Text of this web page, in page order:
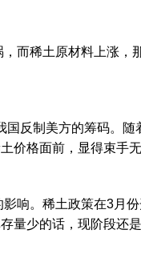
稀土原材料上涨，
制美方的筹码。随
价格面前，显得束手无
。稀土政策在3月份
量少的话，现阶段还